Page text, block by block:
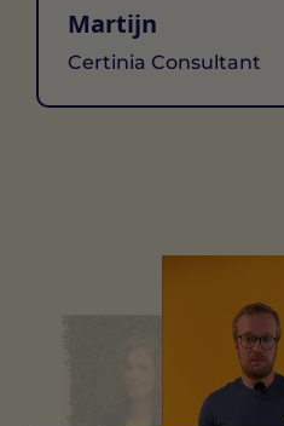
Martijn
Certinia Consultant